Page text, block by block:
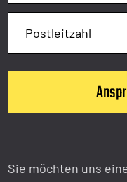
Sie möchten uns